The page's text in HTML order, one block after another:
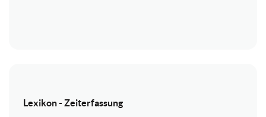
Lexikon - Zeiterfassung